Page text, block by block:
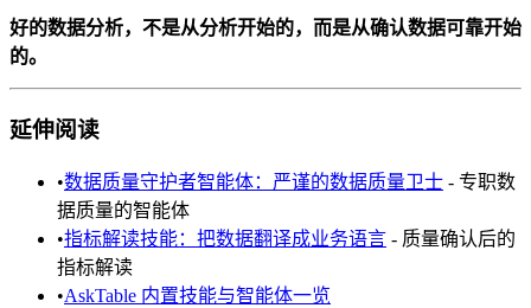
好的数据分析，不是从分析开始的，而是从确认数据可靠开始
的。
延伸阅读
•数据质量守护者智能体：严谨的数据质量卫士 - 专职数
据质量的智能体
•指标解读技能：把数据翻译成业务语言 - 质量确认后的
指标解读
•AskTable 内置技能与智能体一览